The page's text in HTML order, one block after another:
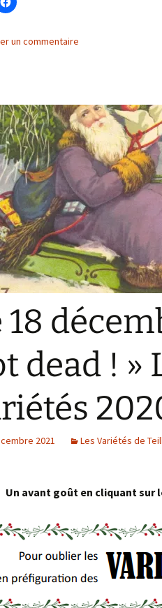
un commentaire
18
dead ! »
2021 Les Variétés de
Un avant goût en cliquant sur